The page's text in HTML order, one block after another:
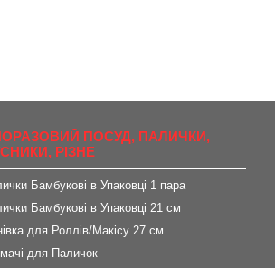
ПОСУД, ПАЛИЧКИ,
РІЗНЕ
Бамбукові в Упаковці 1 пара
Бамбукові в Упаковці 21 см
для Роллів/Макісу 27 см
для Паличок